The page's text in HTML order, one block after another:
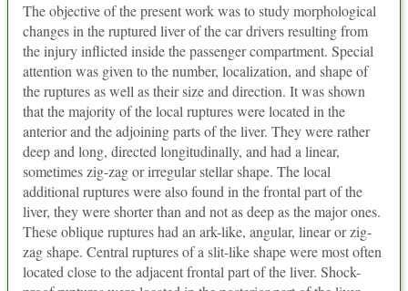
The objective of the present work was to study morphological
changes in the ruptured liver of the car drivers resulting from
the injury inflicted inside the passenger compartment. Special
attention was given to the number, localization, and shape of
the ruptures as well as their size and direction. It was shown
that the majority of the local ruptures were located in the
anterior and the adjoining parts of the liver. They were rather
deep and long, directed longitudinally, and had a linear,
sometimes zig-zag or irregular stellar shape. The local
additional ruptures were also found in the frontal part of the
liver, they were shorter than and not as deep as the major ones.
These oblique ruptures had an ark-like, angular, linear or zig-
zag shape. Central ruptures of a slit-like shape were most often
located close to the adjacent frontal part of the liver. Shock-